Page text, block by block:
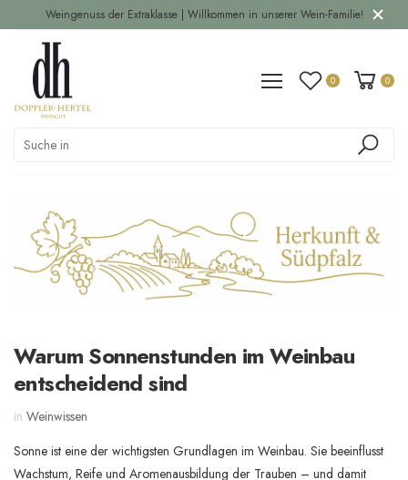
Weingenuss der Extraklasse | Willkommen in unserer Wein-Familie!
0 0
Warum Sonnenstunden im Weinbau
entscheidend sind
in Weinwissen
Sonne ist eine der wichtigsten Grundlagen im Weinbau. Sie beeinflusst
Wachstum, Reife und Aromenausbildung der Trauben – und damit